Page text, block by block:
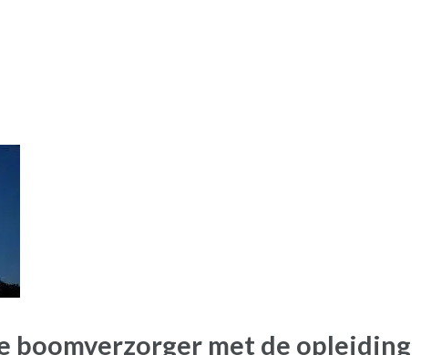
boomverzorger met de opleiding